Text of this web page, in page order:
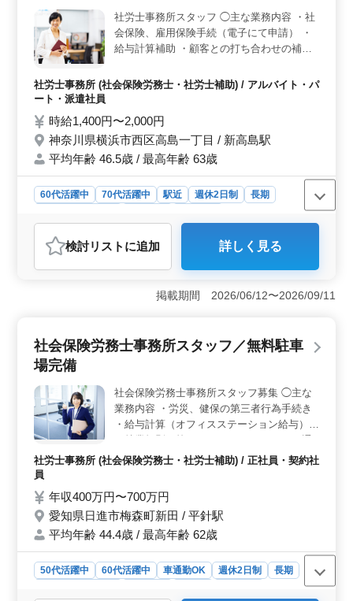
備・賞与あり＞ 雇用保険・労災保険・健康保険・厚生
年金を完備しています。賞与あり、交通費支給（上限な
し）など待遇面も整っており、長期就業しやすい環境で
す。
社労士事務所スタッフ ◯主な業務内容 ・社
会保険、雇用保険手続（電子にて申請） ・
給与計算補助 ・顧客との打ち合わせの補助
休2日制（土日祝休み） 経験を重ねた人材が
社労士事務所 (社会保険労務士・社労士補助) / アルバイト・パ
ート・派遣社員
時給1,400円〜2,000円
神奈川県横浜市西区高島一丁目 / 新高島駅
平均年齢 46.5歳 / 最高年齢 63歳
60代活躍中 70代活躍中 駅近 週休2日制
長期
社労士事務所
おすすめポイント
＜駅チカで通勤しやすい職場＞ 最寄りの新高島駅から
通いやすい立地にある事務所です。交通費支給のため通
勤費の負担を抑えながら働けます。 ＜社労士事務所
などを担当します。これまで社労士事務所で積み重ねて
きた経験を発揮できます。 ＜完全週休2日制で十分な
す。残業は基本的にありません。プライベートの時間も
確保しながら働けます。
検討リスト に追加 詳しく見る
掲載期間 2026/06/12〜2026/09/11
社会保険労務士事務所スタッフ／無料駐車
場完備
社会保険労務士事務所スタッフ募集 ◯主な
業務内容 ・労災、健保の第三者行為手続き
・給与計算（オフィスステーション給与）
・就業規則の校正（キテラ） ＊マイカー通
勤OK（無料駐車場完備） ＊交通費支給 ＊
の経験を頼りに重要な役割を担っていただき
ます。 ぜひご応募お待ちしております。
社労士事務所 (社会保険労務士・社労士補助) / 正社員・契約社
員
年収400万円〜700万円
愛知県日進市梅森町新田 / 平針駅
平均年齢 44.4歳 / 最高年齢 62歳
50代活躍中 60代活躍中 車通勤OK 週休2日制
長期